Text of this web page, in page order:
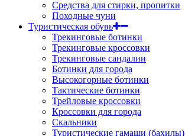
Средства для стирки, пропитки
Походные чуни
Туристическая обувь
Трекинговые ботинки
Трекинговые кроссовки
Трекинговые сандалии
Ботинки для города
Высокогорные ботинки
Тактические ботинки
Трейловые кроссовки
Кроссовки для города
Скальники
Туристические гамаши (бахилы)